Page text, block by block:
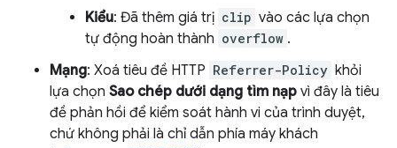
Kiểu: Đã thêm giá trị clip vào các lựa chọn
tự động hoàn thành overflow .
Mạng: Xoá tiêu đề HTTP Referrer-Policy khỏi
lựa chọn Sao chép dưới dạng tìm nạp vì đây là tiêu
đề phản hồi để kiểm soát hành vi của trình duyệt,
chứ không phải là chỉ dẫn phía máy khách